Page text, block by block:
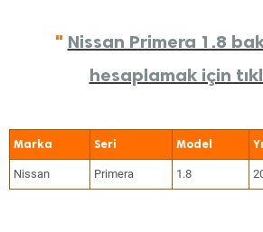
" Nissan Primera 1.8
hesaplamak için
Marka Seri Model Yıl
Nissan Primera 1.8